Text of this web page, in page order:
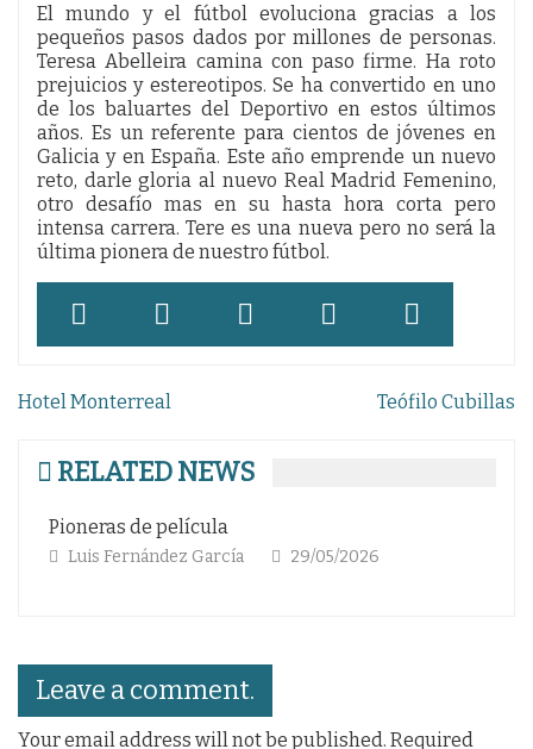
El mundo y el fútbol evoluciona gracias a los
pequeños pasos dados por millones de personas.
Teresa Abelleira camina con paso firme. Ha roto
prejuicios y estereotipos. Se ha convertido en uno
de los baluartes del Deportivo en estos últimos
años. Es un referente para cientos de jóvenes en
Galicia y en España. Este año emprende un nuevo
reto, darle gloria al nuevo Real Madrid Femenino,
otro desafío mas en su hasta hora corta pero
intensa carrera. Tere es una nueva pero no será la
última pionera de nuestro fútbol.
Navegación
entradas
Hotel Monterreal Teófilo Cubillas
RELATED NEWS
película
García 29/05/2026
Leave a comment.
Your email address will not be published. Required